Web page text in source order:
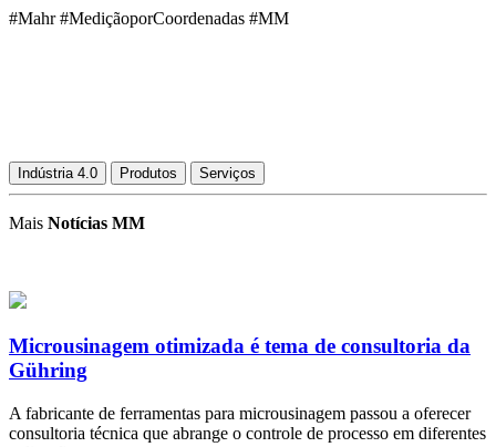
#Mahr #MediçãoporCoordenadas #MM
Indústria 4.0 Produtos Serviços
Mais Notícias MM
Microusinagem otimizada é tema de consultoria da
Gühring
A fabricante de ferramentas para microusinagem passou a oferecer
consultoria técnica que abrange o controle de processo em diferentes